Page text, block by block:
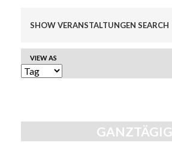
Suche
und
Ansichten,
SHOW VERANSTALTUNGEN SEARCH
VERANSTALTUNG
ANSICHTEN-
VIEW AS
GANZTÄGIG